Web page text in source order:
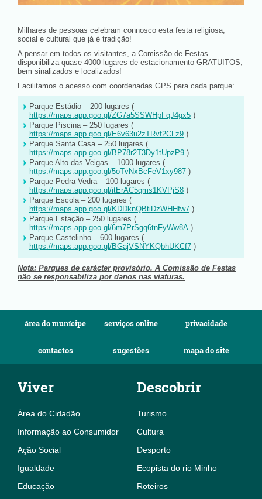
Milhares de pessoas celebram connosco esta festa religiosa,
social e cultural que já é tradição!
A pensar em todos os visitantes, a Comissão de Festas
disponibiliza quase 4000 lugares de estacionamento GRATUITOS,
bem sinalizados e localizados!
Facilitamos o acesso com coordenadas GPS para cada parque:
Parque Estádio – 200 lugares (
https://maps.app.goo.gl/ZG7a5SSWHpFqJ4gx5 )
Parque Piscina – 250 lugares (
https://maps.app.goo.gl/E6v63u2zTRvf2CLz9 )
Parque Santa Casa – 250 lugares (
https://maps.app.goo.gl/BP78r2T3Dy1tUpzP9 )
Parque Alto das Veigas – 1000 lugares (
https://maps.app.goo.gl/5oTvNxBcFeV1xy987 )
Parque Pedra Vedra – 100 lugares (
https://maps.app.goo.gl/itErAC5qms1KVPjS8 )
Parque Escola – 200 lugares (
https://maps.app.goo.gl/KDDknQBtiDzWHHfw7 )
Parque Estação – 250 lugares (
https://maps.app.goo.gl/6m7PrSgq6tnFyWw8A )
Parque Castelinho – 600 lugares (
https://maps.app.goo.gl/BGajVSNYKQbhUKCf7 )
Nota: Parques de carácter provisório. A Comissão de Festas
não se responsabiliza por danos nas viaturas.
área do munícipe serviços online privacidade
contactos sugestões mapa do site
Viver
Área do Cidadão
Informação ao Consumidor
Ação Social
Igualdade
Educação
Descobrir
Turismo
Cultura
Desporto
Ecopista do rio Minho
Roteiros